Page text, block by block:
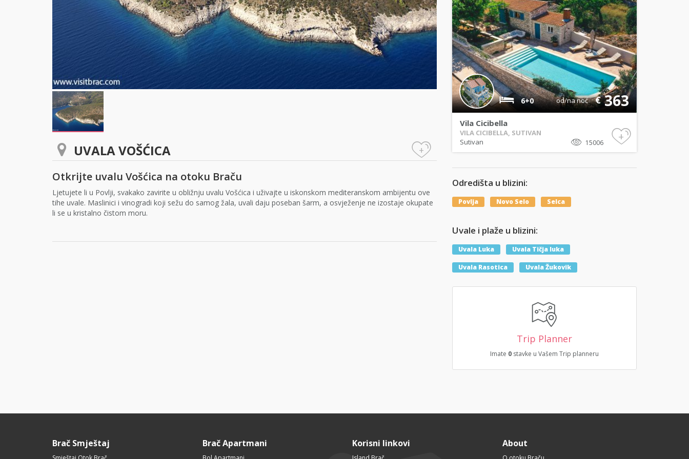
UVALA VOŠĆICA +
Otkrijte uvalu Vošćica na otoku Braču
Ljetujete li u Povlji, svakako zavirite u obližnju uvalu Vošćica i uživajte u iskonskom mediteranskom ambijentu ove
tihe uvale. Maslinici i vinogradi koji sežu do samog žala, uvali daju poseban šarm, a osvježenje ne izostaje okupate
li se u kristalno čistom moru.
6+0 €363
od/na noć
Vila Cicibella
VILA CICIBELLA, SUTIVAN
15006
Sutivan +
Odredišta u blizini:
Povlja Novo Selo Selca
Uvale i plaže u blizini:
Uvala Luka Uvala Tičja luka
Uvala Rasotica Uvala Žukovik
Trip Planner
Imate 0stavke u Vašem Trip planneru
Brač Smještaj Brač Apartmani Korisni linkovi About